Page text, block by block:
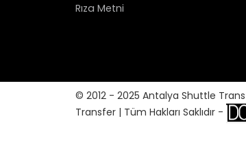
Rıza Metni
© 2012 - 2025 Antalya Shuttle
Transfer | Tüm Hakları Saklıdır -